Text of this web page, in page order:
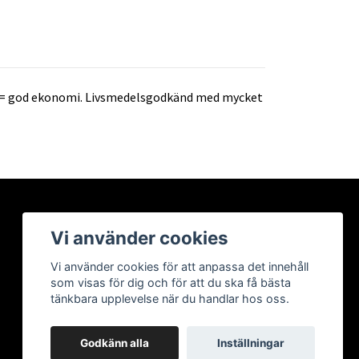
ekonomi. Livsmedelsgodkänd med mycket
Vi använder cookies
Vi använder cookies för att anpassa det innehåll
som visas för dig och för att du ska få bästa
tänkbara upplevelse när du handlar hos oss.
Godkänn alla Inställningar